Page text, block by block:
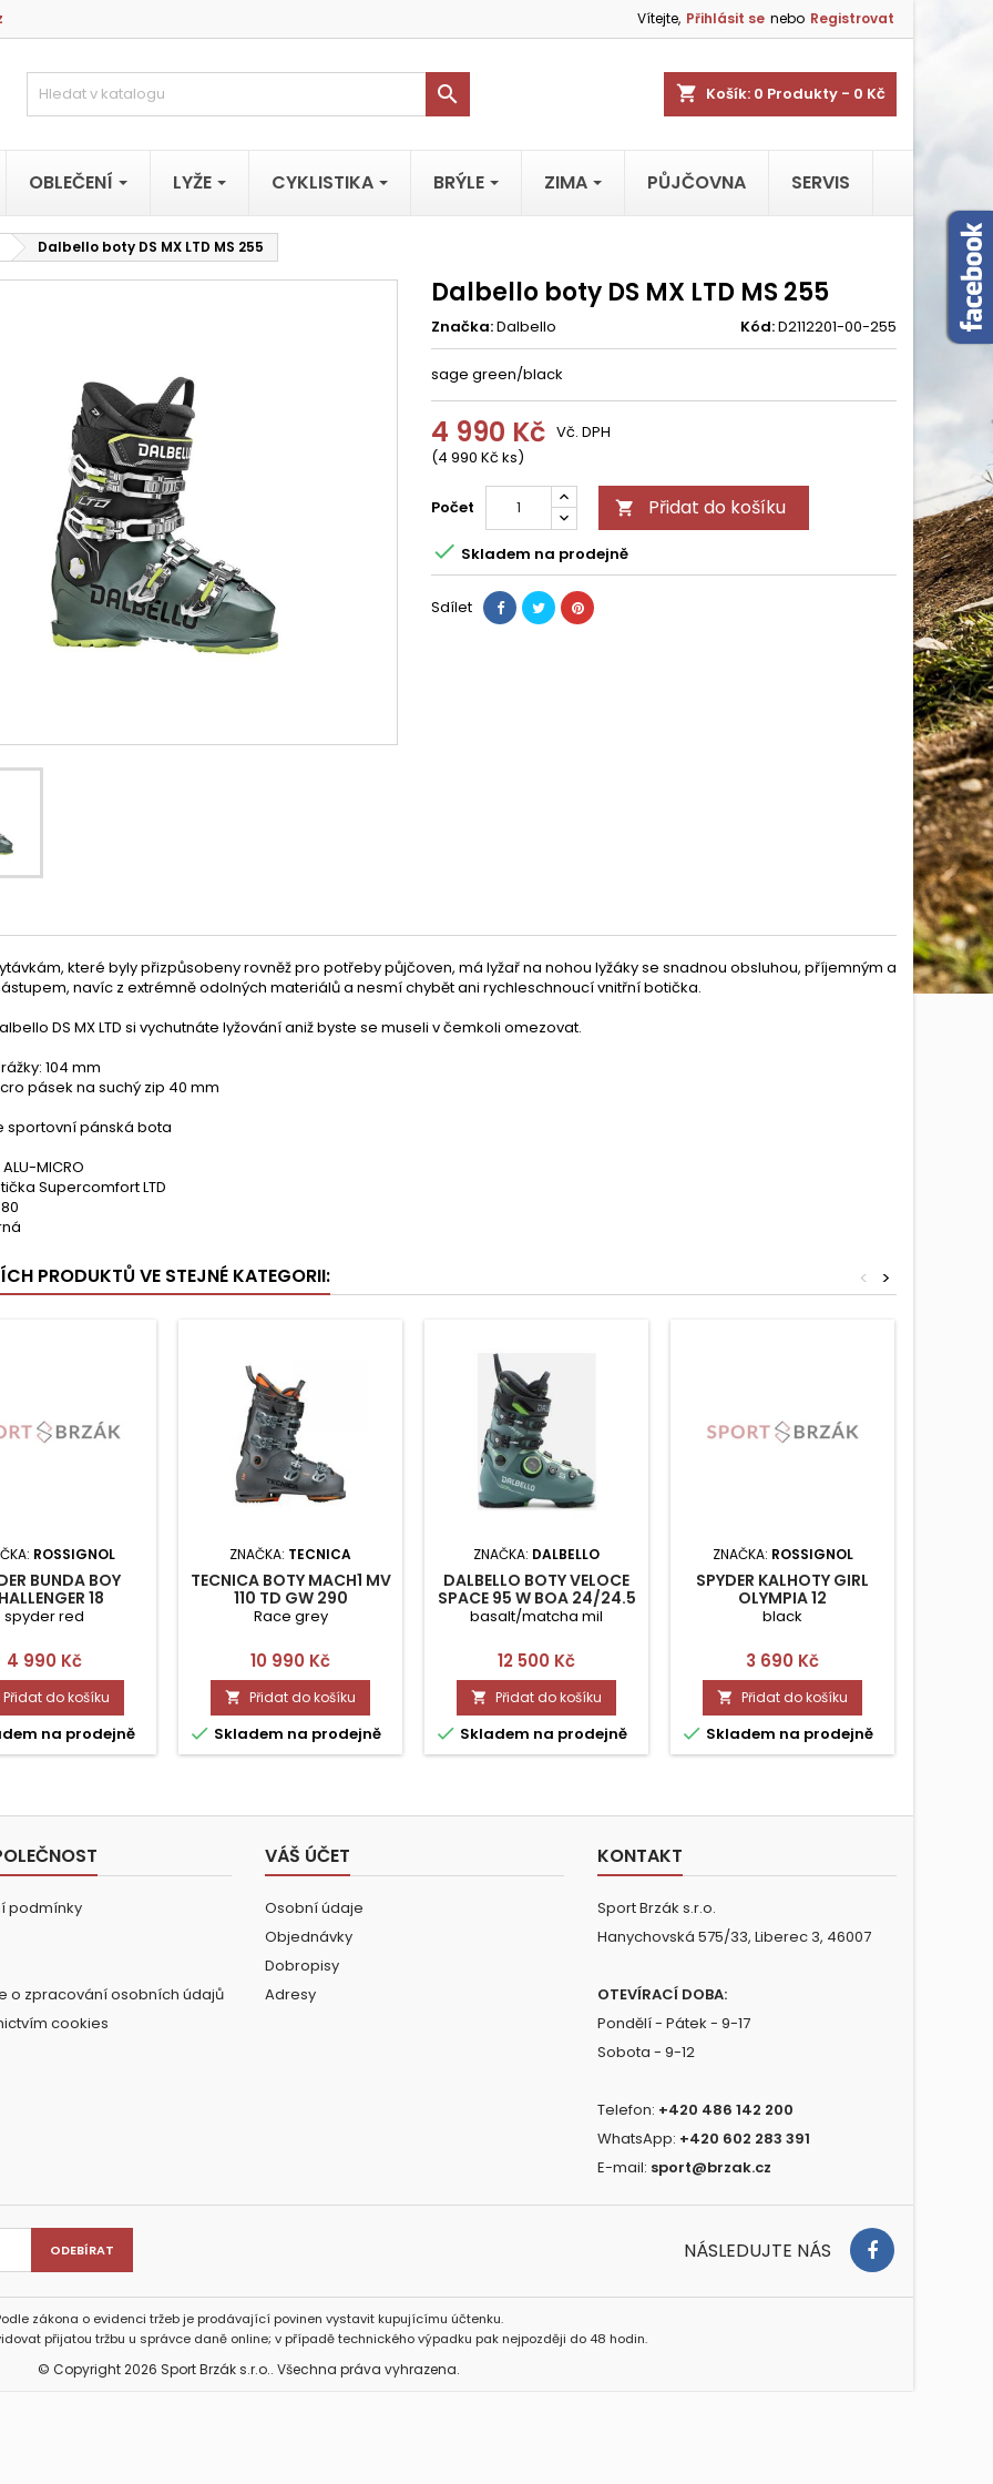
Vítejte, Přihlásit se nebo Registrovat
shopping_cart Košík: 0 Produkty - 0 Kč

OBLEČENÍ LYŽE CYKLISTIKA BRÝLE ZIMA PŮJČOVNA SERVIS
Dalbello boty DS MX LTD MS 255
Dalbello boty DS MX LTD MS 255
Značka:Dalbello Kód:D2112201-00-255
sage green/black
4 990 Kč
(4 990 Kč ks)
Vč. DPH
Počet  Přidat do košíku
 Skladem na prodejně
Sdílet
které byly přizpůsobeny rovněž pro potřeby půjčoven, má lyžař na nohou lyžáky se snadnou obsluhou, příjemným a
navíc z extrémně odolných materiálů a nesmí chybět ani rychleschnoucí vnitřní botička.
DS MX LTD si vychutnáte lyžování aniž byste se museli v čemkoli omezovat.
104 mm
pásek na suchý zip 40 mm
sportovní pánská bota
MICRO
Supercomfort LTD
PRODUKTŮ VE STEJNÉ KATEGORII: >
<
ROSSIGNOL
BUNDA BOY
18
spyder red
Cena
4 990 Kč
Přidat do košíku
na prodejně
ZNAČKA: TECNICA
TECNICA BOTY MACH1 MV
110 TD GW 290
Race grey
Cena
10 990 Kč
 Přidat do košíku
 Skladem na prodejně
ZNAČKA: DALBELLO
DALBELLO BOTY VELOCE
SPACE 95 W BOA 24/24.5
basalt/matcha mil
Cena
12 500 Kč
 Přidat do košíku
 Skladem na prodejně
ZNAČKA: ROSSIGNOL
SPYDER KALHOTY GIRL
OLYMPIA 12
black
Cena
3 690 Kč
 Přidat do košíku
 Skladem na prodejně
podmínky
o zpracování osobních údajů
cookies
VÁŠ ÚČET
Osobní údaje
Objednávky
Dobropisy
Adresy
KONTAKT
Sport Brzák s.r.o.
Hanychovská 575/33, Liberec 3, 46007
OTEVÍRACÍ DOBA:
Pondělí - Pátek - 9-17
Sobota - 9-12
Telefon: +420 486 142 200
WhatsApp: +420 602 283 391
E-mail: sport@brzak.cz
NÁSLEDUJTE NÁS
zákona o evidenci tržeb je prodávající povinen vystavit kupujícímu účtenku.
přijatou tržbu u správce daně online; v případě technického výpadku pak nejpozději do 48 hodin.
© Copyright 2026 Sport Brzák s.r.o.. Všechna práva vyhrazena.